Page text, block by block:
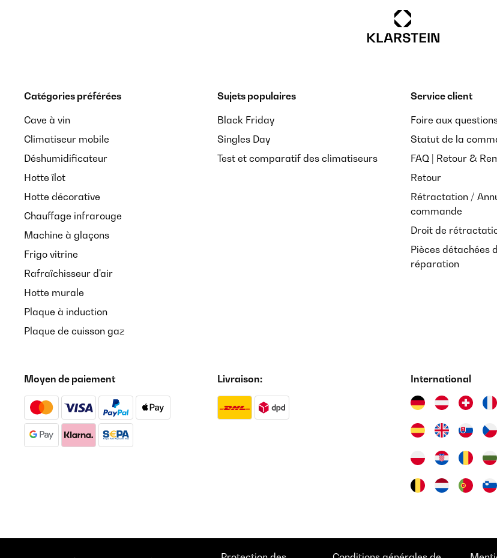
Catégories préférées
Cave à vin
Climatiseur mobile
Déshumidificateur
Hotte îlot
Hotte décorative
Chauffage infrarouge
Machine à glaçons
Frigo vitrine
Rafraîchisseur d'air
Hotte murale
Plaque à induction
Plaque de cuisson gaz
Sujets populaires
Black Friday
Singles Day
Test et comparatif des climatiseurs
Service client
Foire aux
Statut de la
FAQ | Retour &
Retour
Rétractation /
commande
Droit de
Pièces détachées
réparation
Moyen de paiement Livraison: International